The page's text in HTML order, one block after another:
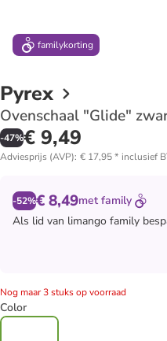
familykorting
Pyrex
Ovenschaal "Glide"
-47%€ 9,49
Adviesprijs (AVP): € 17,95* inclusief
-52%€ 8,49met family
Als lid van limango family
Nog maar 3 stuks op voorraad
Color